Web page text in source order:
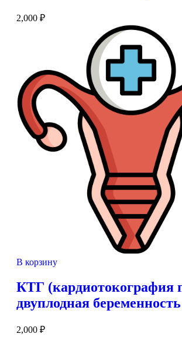
2,000 ₽
В корзину
КТГ (кардиотокография
двуплодная беременность
2,000 ₽